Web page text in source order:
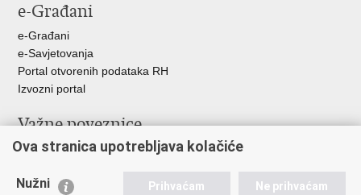
e-Građani
e-Građani
e-Savjetovanja
Portal otvorenih podataka RH
Izvozni portal
Važne poveznice
Ministarstvo unutarnjih poslova RH
Nestale osobe u Domovinskom ratu (Ministarstvo hrvatskih
Ova stranica upotrebljava kolačiće
Nužni Prihvaćam Ne prihvaćam